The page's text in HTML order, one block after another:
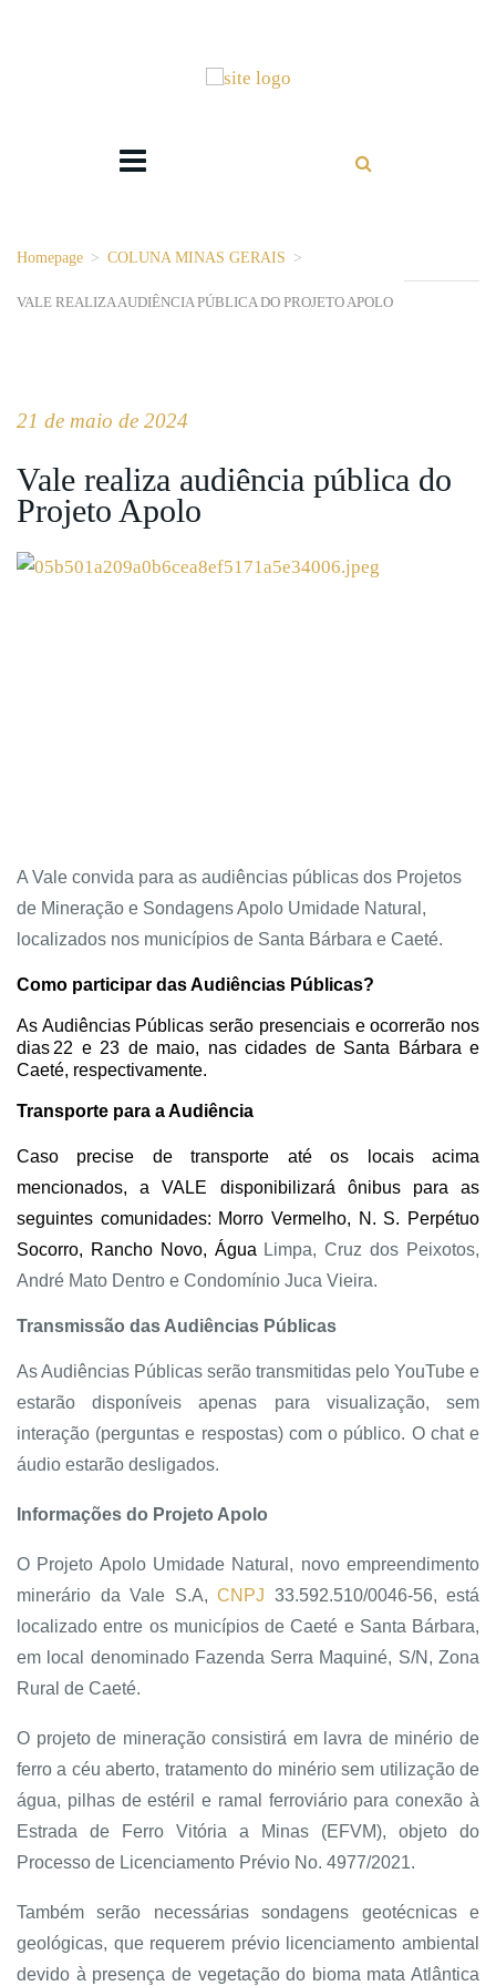
Homepage > COLUNA MINAS GERAIS >
VALE REALIZA AUDIÊNCIA PÚBLICA DO PROJETO APOLO
21 de maio de 2024
Vale realiza audiência pública do
Projeto Apolo
A Vale convida para as audiências públicas dos Projetos
de Mineração e Sondagens Apolo Umidade Natural,
localizados nos municípios de Santa Bárbara e Caeté.
Como participar das Audiências Públicas?
As Audiências Públicas serão presenciais e ocorrerão nos
dias 22 e 23 de maio, nas cidades de Santa Bárbara e
Caeté, respectivamente.
Transporte para a Audiência
Caso precise de transporte até os locais acima
mencionados, a VALE disponibilizará ônibus para as
seguintes comunidades: Morro Vermelho, N. S. Perpétuo
Socorro, Rancho Novo, Água Limpa, Cruz dos Peixotos,
André Mato Dentro e Condomínio Juca Vieira.
Transmissão das Audiências Públicas
As Audiências Públicas serão transmitidas pelo YouTube e
estarão disponíveis apenas para visualização, sem
interação (perguntas e respostas) com o público. O chat e
áudio estarão desligados.
Informações do Projeto Apolo
O Projeto Apolo Umidade Natural, novo empreendimento
minerário da Vale S.A, CNPJ 33.592.510/0046-56, está
localizado entre os municípios de Caeté e Santa Bárbara,
em local denominado Fazenda Serra Maquiné, S/N, Zona
Rural de Caeté.
O projeto de mineração consistirá em lavra de minério de
ferro a céu aberto, tratamento do minério sem utilização de
água, pilhas de estéril e ramal ferroviário para conexão à
Estrada de Ferro Vitória a Minas (EFVM), objeto do
Processo de Licenciamento Prévio No. 4977/2021.
Também serão necessárias sondagens geotécnicas e
geológicas, que requerem prévio licenciamento ambiental
devido à presença de vegetação do bioma mata Atlântica